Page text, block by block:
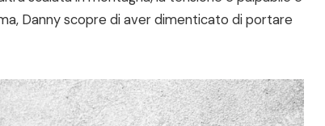
Danny scopre di aver dimenticato di portare